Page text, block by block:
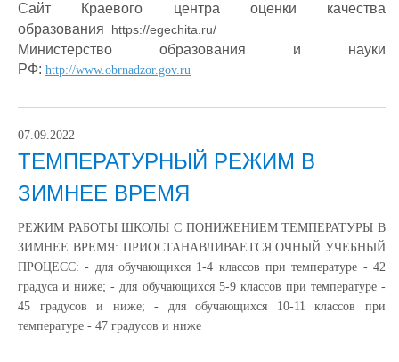
Cайт Краевого центра оценки качества
образования https://egechita.ru/
Министерство образования и науки
РФ: http://www.obrnadzor.gov.ru
07.09.2022
ТЕМПЕРАТУРНЫЙ РЕЖИМ В
ЗИМНЕЕ ВРЕМЯ
РЕЖИМ РАБОТЫ ШКОЛЫ С ПОНИЖЕНИЕМ ТЕМПЕРАТУРЫ В
ЗИМНЕЕ ВРЕМЯ: ПРИОСТАНАВЛИВАЕТСЯ ОЧНЫЙ УЧЕБНЫЙ
ПРОЦЕСС: - для обучающихся 1-4 классов при температуре - 42
градуса и ниже; - для обучающихся 5-9 классов при температуре -
45 градусов и ниже; - для обучающихся 10-11 классов при
температуре - 47 градусов и ниже